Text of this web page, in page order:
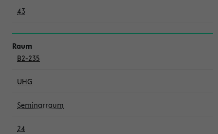
43
B2-235
UHG
Seminarraum
24